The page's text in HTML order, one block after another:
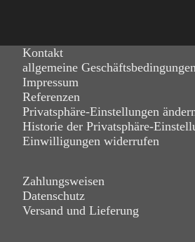
Kontakt
allgemeine Geschäftsbedingungen
Impressum
Referenzen
Privatsphäre-Einstellungen
Historie der Privatsphäre-
Einwilligungen widerrufen
Zahlungsweisen
Datenschutz
Versand und Lieferung